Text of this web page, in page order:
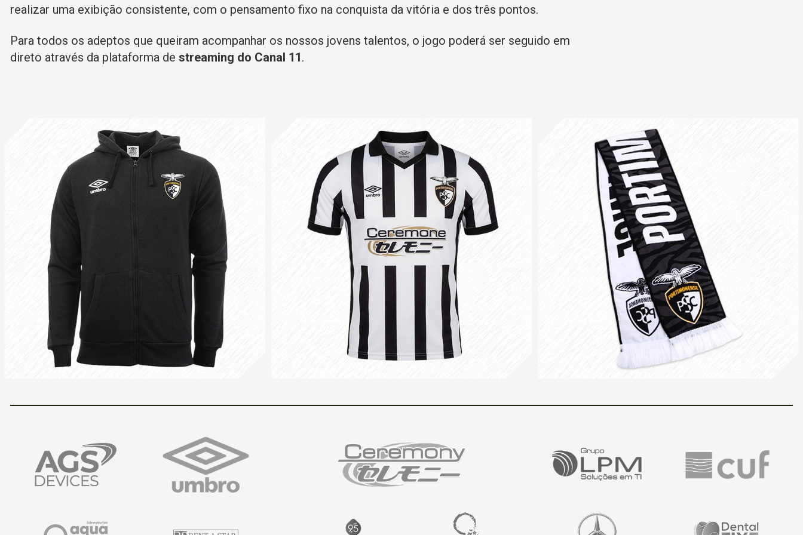
realizar uma exibição consistente, com o pensamento fixo na conquista da vitória e dos três pontos.
Para todos os adeptos que queiram acompanhar os nossos jovens talentos, o jogo poderá ser seguido em
direto através da plataforma de streaming do Canal 11.